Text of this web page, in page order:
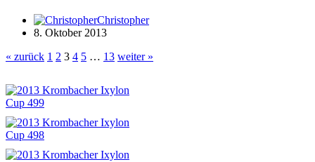
Christopher
8. Oktober 2013
« zurück 1 2 3 4 5 … 13 weiter »